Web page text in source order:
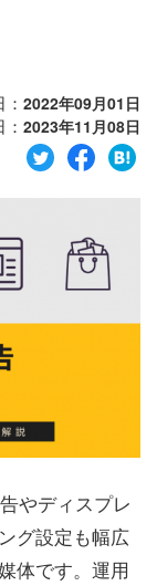
2022年09月01日
2023年11月08日
やディスプレ
グ設定も幅広
体です。運用